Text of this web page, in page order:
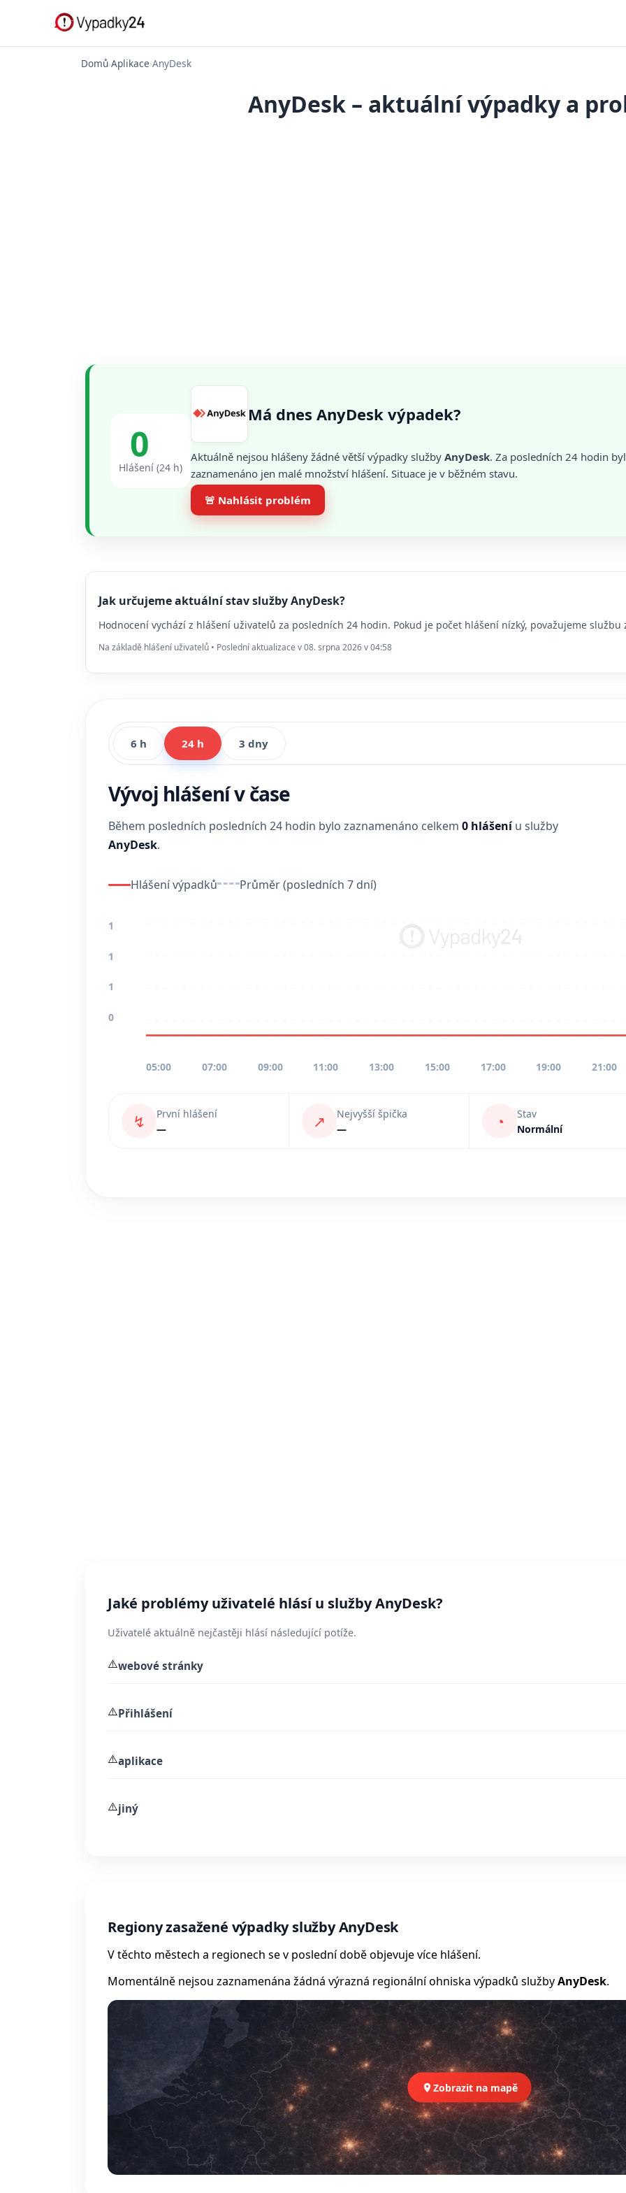
Domů›Aplikace›AnyDesk
AnyDesk – aktuální výpadky a
0
Hlášení (24 h)
Má dnes AnyDesk výpadek?
Aktuálně nejsou hlášeny žádné větší výpadky služby AnyDesk. Za posledních 24 hodin
zaznamenáno jen malé množství hlášení. Situace je v běžném stavu.
🚨 Nahlásit problém
Jak určujeme aktuální stav služby AnyDesk?
Hodnocení vychází z hlášení uživatelů za posledních 24 hodin. Pokud je počet hlášení nízký, považujeme službu
Na základě hlášení uživatelů • Poslední aktualizace v 08. srpna 2026 v 04:58
6 h 24 h 3 dny
Vývoj hlášení v čase
Během posledních posledních 24 hodin bylo zaznamenáno celkem 0 hlášeníu služby
AnyDesk.
Hlášení výpadků Průměr (posledních 7 dní)
1
1
1
0
05:00 07:00 09:00 11:00 13:00 15:00 17:00 19:00 21:00
↯
První hlášení
—
↗
Nejvyšší špička
—
◔
Stav
Normální
Jaké problémy uživatelé hlásí u služby AnyDesk?
Uživatelé aktuálně nejčastěji hlásí následující potíže.
⚠️webové stránky
⚠️Přihlášení
⚠️aplikace
⚠️jiný
Regiony zasažené výpadky služby AnyDesk
V těchto městech a regionech se v poslední době objevuje více hlášení.
Momentálně nejsou zaznamenána žádná výrazná regionální ohniska výpadků službyAnyDesk.
Zobrazit na mapě